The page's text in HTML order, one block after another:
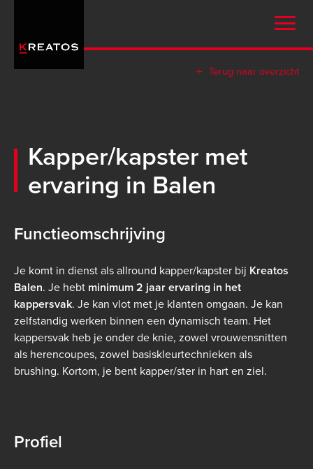
naar
inhoud
Terug naar overzicht
Kapper/kapster met
ervaring in Balen
Functieomschrijving
Je komt in dienst als allround kapper/kapster bij Kreatos
Balen. Je hebt minimum 2 jaar ervaring in het
kappersvak. Je kan vlot met je klanten omgaan. Je kan
zelfstandig werken binnen een dynamisch team. Het
kappersvak heb je onder de knie, zowel vrouwensnitten
als herencoupes, zowel basiskleurtechnieken als
brushing. Kortom, je bent kapper/ster in hart en ziel.
Profiel